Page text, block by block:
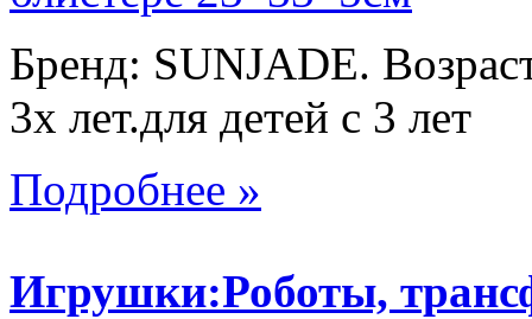
Бренд: SUNJADE.
3х лет.для детей с 3 лет
Подробнее »
Игрушки:Роботы,